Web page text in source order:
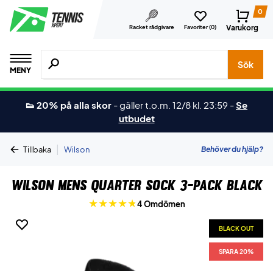
Racket rådgivare Favoriter (0)
0
Varukorg
MENY
Sök efter produkter, märken osv.
Sök
👟 20% på alla skor -gäller t.o.m. 12/8 kl. 23:59 -Se
utbudet
Tillbaka | Wilson Behöver du hjälp?
Wilson Mens Quarter Sock 3-Pack Black
4 Omdömen
BLACK OUT
SPARA 20%